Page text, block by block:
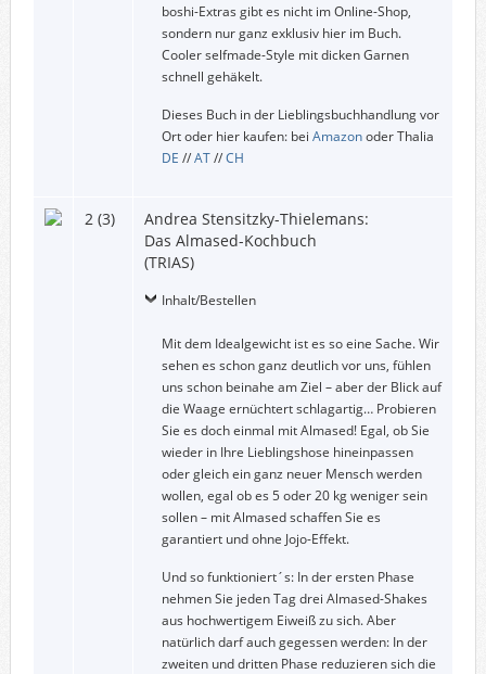
boshi-Extras gibt es nicht im Online-Shop,
sondern nur ganz exklusiv hier im Buch.
Cooler selfmade-Style mit dicken Garnen
schnell gehäkelt.
Dieses Buch in der Lieblingsbuchhandlung vor
Ort oder hier kaufen: bei Amazonoder Thalia
DE //AT//CH
2 (3)
Andrea Stensitzky-Thielemans:
Das Almased-Kochbuch
(TRIAS)
Inhalt/Bestellen
Mit dem Idealgewicht ist es so eine Sache. Wir
sehen es schon ganz deutlich vor uns, fühlen
uns schon beinahe am Ziel – aber der Blick auf
die Waage ernüchtert schlagartig… Probieren
Sie es doch einmal mit Almased! Egal, ob Sie
wieder in Ihre Lieblingshose hineinpassen
oder gleich ein ganz neuer Mensch werden
wollen, egal ob es 5 oder 20 kg weniger sein
sollen – mit Almased schaffen Sie es
garantiert und ohne Jojo-Effekt.
Und so funktioniert´s: In der ersten Phase
nehmen Sie jeden Tag drei Almased-Shakes
aus hochwertigem Eiweiß zu sich. Aber
natürlich darf auch gegessen werden: In der
zweiten und dritten Phase reduzieren sich die